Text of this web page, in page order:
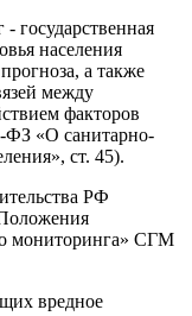
государственная
населения
а также
между
факторов
ФЗ «О санитарно-
ст. 45).
РФ
мониторинга» СГМ
вредное